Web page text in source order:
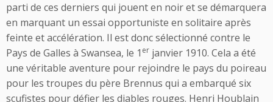
parti de ces derniers qui jouent en noir et se démarquera
en marquant un essai opportuniste en solitaire après
feinte et accélération. Il est donc sélectionné contre le
Pays de Galles à Swansea, le 1 er janvier 1910. Cela a été
une véritable aventure pour rejoindre le pays du poireau
pour les troupes du père Brennus qui a embarqué six
scufistes pour défier les diables rouges. Henri Houblain